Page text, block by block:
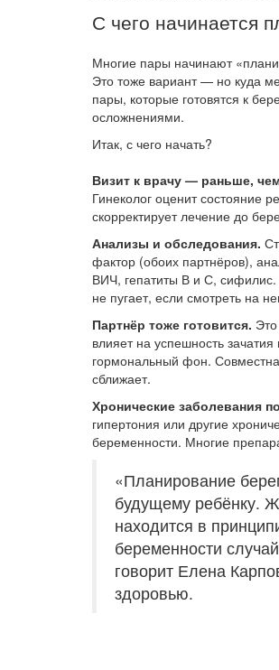
С чего начинается
Многие пары начинают
Это тоже вариант — но куда
пары, которые готовятся к
осложнениями.
Итак, с чего начать?
Визит к врачу — раньше,
Гинеколог оценит состояние
скорректирует лечение до
Анализы и обследования.
фактор (обоих партнёров),
ВИЧ, гепатиты В и С,
не пугает, если смотреть на
Партнёр тоже готовится.
влияет на успешность
гормональный фон.
сближает.
Хронические заболевания
гипертония или другие
беременности. Многие
«Планирование
будущему ребёнку.
находится в
беременности
говорит Елена
здоровью.